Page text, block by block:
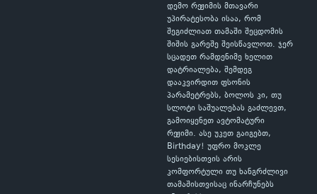
დემო რეჟიმის მთავარი
უპირატესობა ისაა, რომ
შეგიძლიათ თამაში შეცდომის
შიშის გარეშე შეისწავლოთ. ჯერ
სცადეთ რამდენიმე ხელით
დატრიალება, შემდეგ
დააკვირდით ფსონის
პარამეტრებს, ბოლოს კი, თუ
სლოტი საშუალებას გაძლევთ,
გამოიყენეთ ავტომატური
რეჟიმი. ასე უკეთ გაიგებთ,
Birthday! უფრო მოკლე
სესიებისთვის არის
კომფორტული თუ ხანგრძლივი
თამაშისთვისაც ინარჩუნებს